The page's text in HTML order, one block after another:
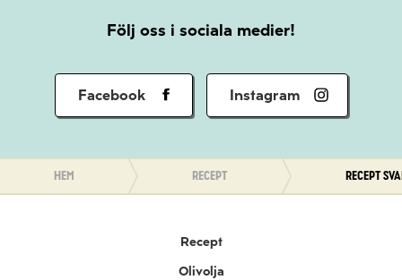
Följ oss i sociala medier!
Facebook Instagram
Hem Recept Recept
Recept
Olivolja